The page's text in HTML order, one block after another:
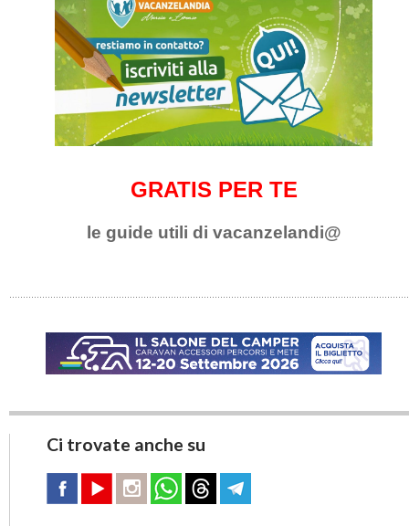
GRATIS PER TE
le guide utili di vacanzelandi@
Ci trovate anche su